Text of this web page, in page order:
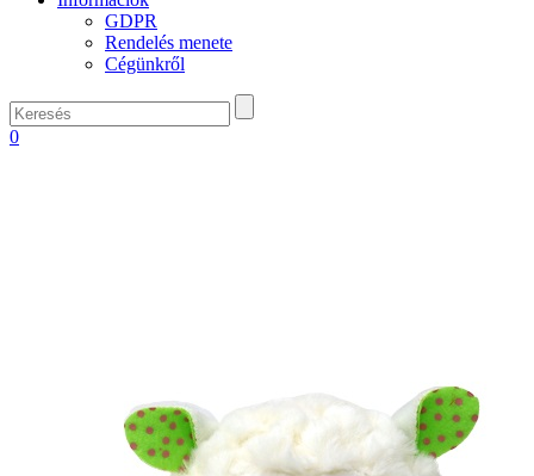
GDPR
Rendelés menete
Cégünkről
0